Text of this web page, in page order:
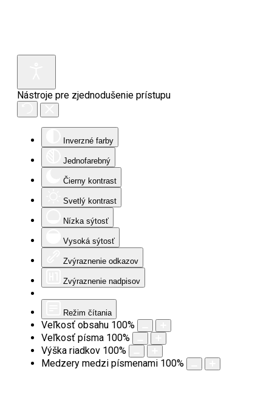
Nástroje pre zjednodušenie prístupu
Inverzné farby
Jednofarebný
Čierny kontrast
Svetlý kontrast
Nízka sýtosť
Vysoká sýtosť
Zvýraznenie odkazov
Zvýraznenie nadpisov
Režim čítania
Veľkosť obsahu 100%
Veľkosť písma 100%
Výška riadkov 100%
Medzery medzi písmenami 100%